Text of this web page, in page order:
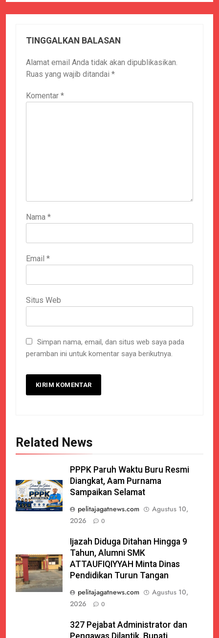
TINGGALKAN BALASAN
Alamat email Anda tidak akan dipublikasikan.
Ruas yang wajib ditandai *
Komentar *
Nama *
Email *
Situs Web
Simpan nama, email, dan situs web saya pada
peramban ini untuk komentar saya berikutnya.
Related News
PPPK Paruh Waktu Buru Resmi
Diangkat, Aam Purnama
Sampaikan Selamat
pelitajagatnews.com
Agustus 10,
2026
0
Ijazah Diduga Ditahan Hingga 9
Tahun, Alumni SMK
ATTAUFIQIYYAH Minta Dinas
Pendidikan Turun Tangan
pelitajagatnews.com
Agustus 10,
2026
0
327 Pejabat Administrator dan